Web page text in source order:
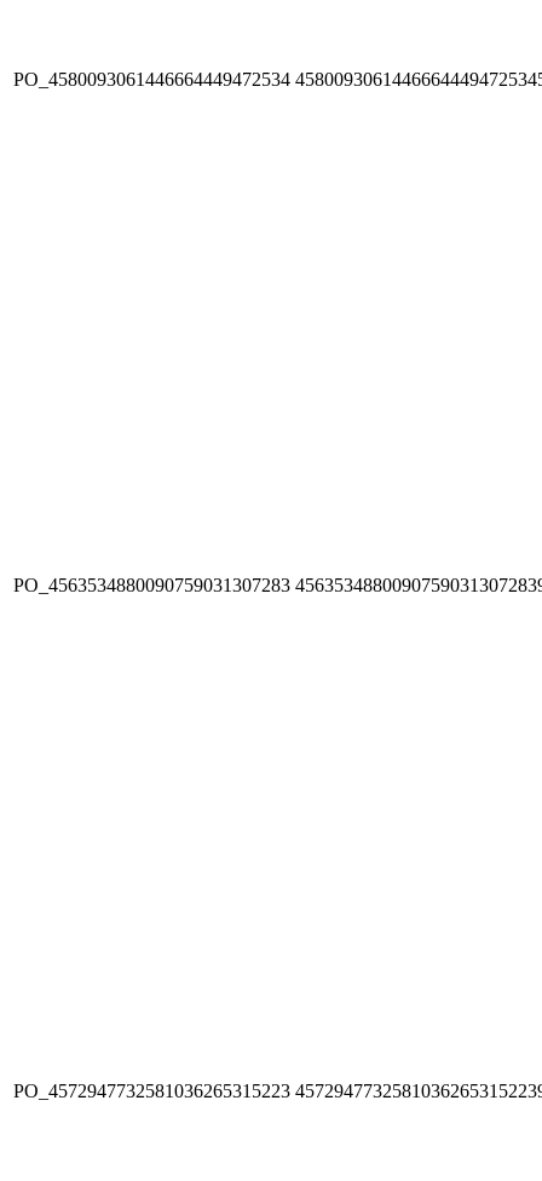
PO_4580093061446664449472534
PO_4563534880090759031307283
PO_4572947732581036265315223